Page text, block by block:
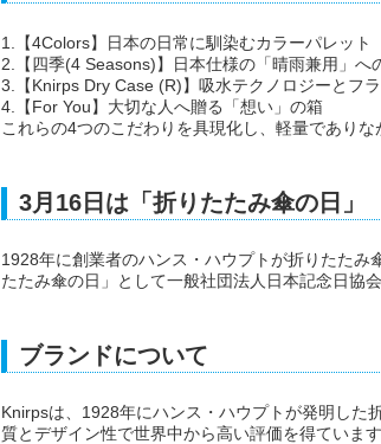
1.【4Colors】日本の日常に馴染むカラーパレット
2.【四季(4 Seasons)】日本仕様の「晴雨兼用」へ
3.【Knirps Dry Case (R)】吸水テクノロジーとフ
4.【For You】大切な人へ贈る「想い」の箱
これらの4つのこだわりを具現化し、軽量であり
3月16日は「折りたたみ傘の日」
1928年に創業者のハンス・ハウプトが折りたたみ
たたみ傘の日」として一般社団法人日本記念日協
ブランドについて
Knirpsは、1928年にハンス・ハウプトが発明した
質とデザイン性で世界中から高い評価を得ています